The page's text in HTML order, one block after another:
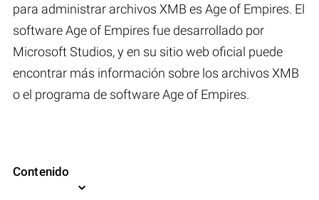
para administrar archivos XMB es Age of Empires. El
software Age of Empires fue desarrollado por
Microsoft Studios, y en su sitio web oficial puede
encontrar más información sobre los archivos XMB
o el programa de software Age of Empires.
Contenido